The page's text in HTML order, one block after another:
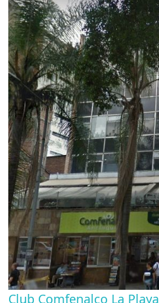
Club Comfenalco La Playa